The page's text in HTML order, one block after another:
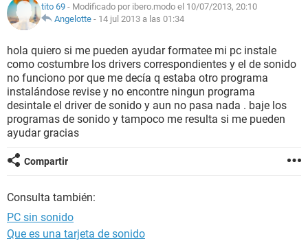
tito 69 - Modificado por ibero.modo el 10/07/2013, 20:10
Angelotte - 14 jul 2013 a las 01:34
hola quiero si me pueden ayudar formatee mi pc instale
como costumbre los drivers correspondientes y el de sonido
no funciono por que me decía q estaba otro programa
instalándose revise y no encontre ningun programa
desintale el driver de sonido y aun no pasa nada . baje los
programas de sonido y tampoco me resulta si me pueden
ayudar gracias
Compartir
Consulta también:
PC sin sonido
Que es una tarjeta de sonido